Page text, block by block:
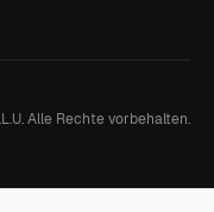
Alle Rechte vorbehalten.